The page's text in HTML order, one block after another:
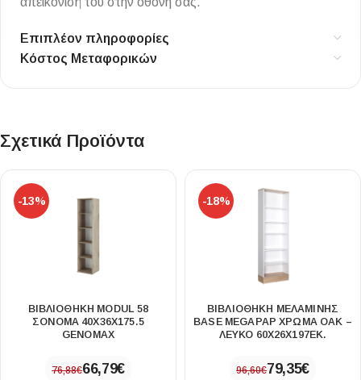
Επιπλέον πληροφορίες
Κόστος Μεταφορικών
Σχετικά Προϊόντα
-13%
ΒΙΒΛΙΟΘΉΚΗ MODUL 58
ΣΌΝΟΜΑ 40X36X175.5
GENOMAX
76,88€66,79€
-18%
ΒΙΒΛΙΟΘΉΚΗ ΜΕΛΑΜΊΝΗΣ
BASE MEGAPAP ΧΡΏΜΑ OAK –
ΛΕΥΚΌ 60X26X197ΕΚ.
96,60€79,35€